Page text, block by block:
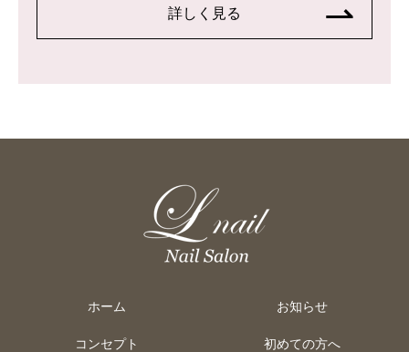
詳しく見る
ホーム
コンセプト
お知らせ
初めての方へ